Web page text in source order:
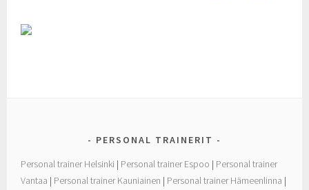
PERSONAL TRAINERIT
Personal trainer Helsinki | Personal trainer Espoo | Personal trainer
Vantaa | Personal trainer Kauniainen | Personal trainer Hämeenlinna |